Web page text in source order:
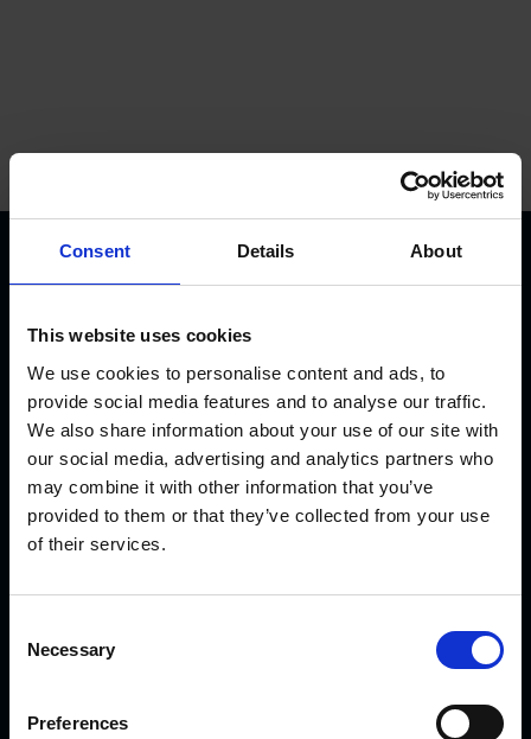
Consent Details About
This website uses cookies
We use cookies to personalise content and ads, to
provide social media features and to analyse our traffic.
We also share information about your use of our site with
our social media, advertising and analytics partners who
may combine it with other information that you’ve
provided to them or that they’ve collected from your use
of their services.
Necessary
Preferences
KVK Hydra Klov ist ein modernes Unternehmen, welches
sich der Konstruktion und Herstellung von
Klauenpflegeständen, Fangpferchen und Motortrolleys
widmet. Es sind sehr viele KVK Produkte international in
Gebrauch, von Nord-Norwegen und Island bis nach Saudi
AKTUELLES
Einführung der neuen CowDream-Bandagen!